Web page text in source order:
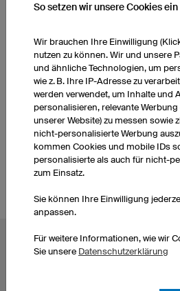
WEITERE PRODUKTE AUS
Hockeyhosen Kinder
Socken
Hockeytrikots Kinder
BELIEBTE THEMEN
So setzen wir unsere Cookies ein
Wir brauchen Ihre Einwilligung
nutzen zu können. Wir und unsere
und ähnliche Technologien, um
wie z. B. Ihre IP-Adresse zu
werden verwendet, um Inhalte und
personalisieren, relevante
unserer Website) zu messen sowie
nicht-personalisierte Werbung
kommen Cookies und mobile IDs
personalisierte als auch für nicht-
zum Einsatz.
Sie können Ihre Einwilligung
anpassen.
Für weitere Informationen, wie wir
Sie unsere Datenschutzerklärung